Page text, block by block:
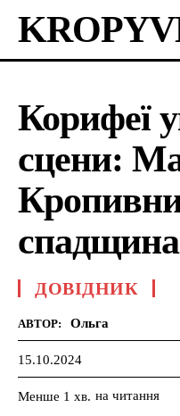
Корифеї
сцени:
спадщина
ДОВІДНИК
АВТОР: Ольга
15.10.2024
Менше 1 хв. на читання